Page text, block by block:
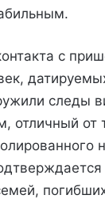
с
следы
отличный от